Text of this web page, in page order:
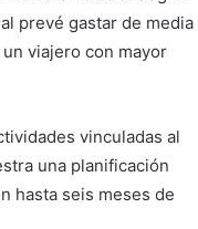
prevé gastar de media
viajero con mayor
vinculadas al
una planificación
hasta seis meses de